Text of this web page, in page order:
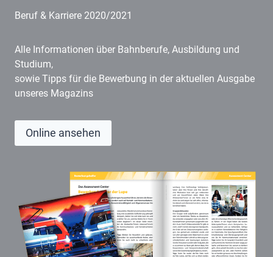
Beruf & Karriere 2020/2021
Alle Informationen über Bahnberufe, Ausbildung und
Studium,
sowie Tipps für die Bewerbung in der aktuellen Ausgabe
unseres Magazins
Online ansehen